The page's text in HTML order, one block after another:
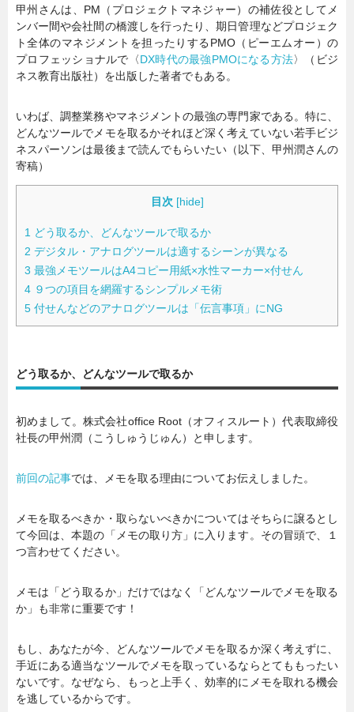
甲州さんは、PM（プロジェクトマネジャー）の補佐役としてメ
ンバー間や会社間の橋渡しを行ったり、期日管理などプロジェク
ト全体のマネジメントを担ったりするPMO（ピーエムオー）の
プロフェッショナルで〈DX時代の最強PMOになる方法〉（ビジ
ネス教育出版社）を出版した著者でもある。
いわば、調整業務やマネジメントの最強の専門家である。特に、
どんなツールでメモを取るかそれほど深く考えていない若手ビジ
ネスパーソンは最後まで読んでもらいたい（以下、甲州潤さんの
寄稿）
目次 [hide]
1 どう取るか、どんなツールで取るか
2 デジタル・アナログツールは適するシーンが異なる
3 最強メモツールはA4コピー用紙×水性マーカー×付せん
4 ９つの項目を網羅するシンプルメモ術
5 付せんなどのアナログツールは「伝言事項」にNG
どう取るか、どんなツールで取るか
初めまして。株式会社office Root（オフィスルート）代表取締役
社長の甲州潤（こうしゅうじゅん）と申します。
前回の記事では、メモを取る理由についてお伝えしました。
メモを取るべきか・取らないべきかについてはそちらに譲るとし
て今回は、本題の「メモの取り方」に入ります。その冒頭で、１
つ言わせてください。
メモは「どう取るか」だけではなく「どんなツールでメモを取る
か」も非常に重要です！
もし、あなたが今、どんなツールでメモを取るか深く考えずに、
手近にある適当なツールでメモを取っているならとてももったい
ないです。なぜなら、もっと上手く、効率的にメモを取れる機会
を逃しているからです。